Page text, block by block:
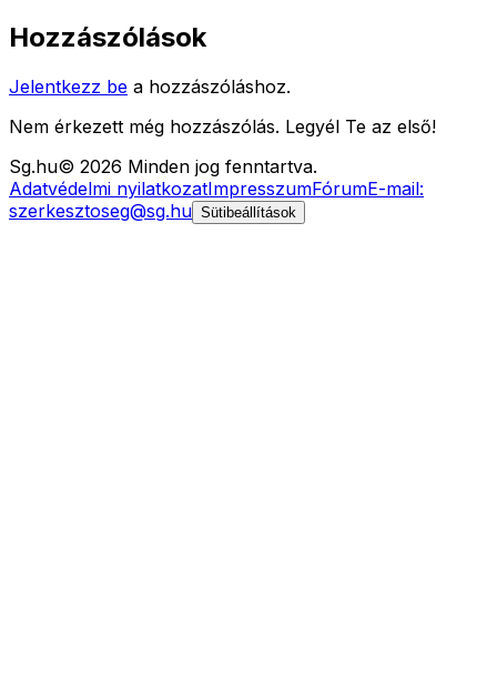
Hozzászólások
Jelentkezz be a hozzászóláshoz.
Nem érkezett még hozzászólás. Legyél Te az első!
Sg.hu© 2026 Minden jog fenntartva.
Adatvédelmi nyilatkozatImpresszumFórumE-mail:
szerkesztoseg@sg.hu Sütibeállítások